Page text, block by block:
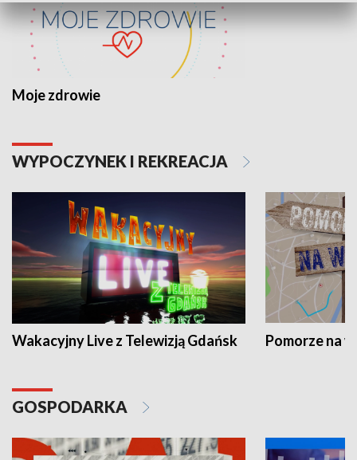
Moje zdrowie
WYPOCZYNEK I REKREACJA
Wakacyjny Live z Telewizją Gdańsk Pomorze na
GOSPODARKA